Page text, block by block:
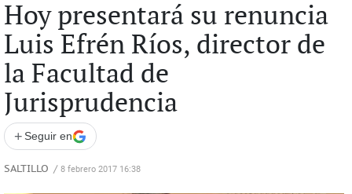
Hoy presentará su renuncia
Luis Efrén Ríos, director de
la Facultad de
Jurisprudencia
+ Seguir en
SALTILLO / 8 febrero 2017 16:38